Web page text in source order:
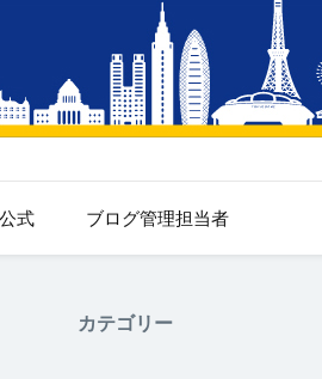
式 ブログ管理担当者
カテゴリー